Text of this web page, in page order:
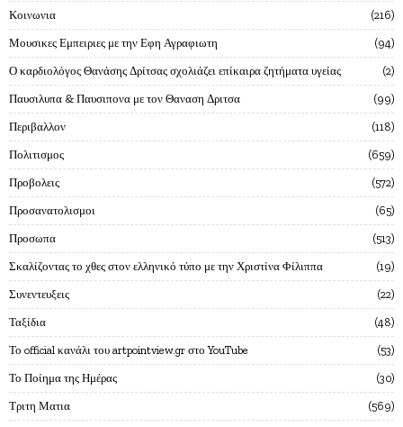
Κοινωνια 216
Μουσικες Εμπειριες με την Εφη Αγραφιωτη 94
Ο καρδιολόγος Θανάσης Δρίτσας σχολιάζει επίκαιρα ζητήματα υγείας 2
Παυσιλυπα & Παυσιπονα με τον Θαναση Δριτσα 99
Περιβαλλον 118
Πολιτισμος 659
Προβολεις 572
Προσανατολισμοι 65
Προσωπα 513
Σκαλίζοντας το χθες στον ελληνικό τύπο με την Χριστίνα Φίλιππα 19
Συνεντευξεις 22
Ταξίδια 48
Το official κανάλι του artpointview.gr στο YouTube 53
Το Ποίημα της Ημέρας 30
Τριτη Ματια 569